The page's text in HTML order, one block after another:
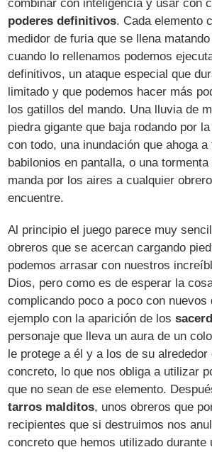
combinar con inteligencia y usar con
poderes definitivos. Cada elemento
medidor de furia que se llena
cuando lo rellenamos podemos
definitivos, un ataque especial que
limitado y que podemos hacer más
los gatillos del mando. Una lluvia de
piedra gigante que baja rodando por
con todo, una inundación que ahoga a
babilonios en pantalla, o una
manda por los aires a cualquier
encuentre.
Al principio el juego parece muy
obreros que se acercan cargando
podemos arrasar con nuestros
Dios, pero como es de esperar la
complicando poco a poco con
ejemplo con la aparición de los
personaje que lleva un aura de un
le protege a él y a los de su alrededor
concreto, lo que nos obliga a utilizar
que no sean de ese elemento.
tarros malditos, unos obreros que
recipientes que si destruimos nos
concreto que hemos utilizado durante